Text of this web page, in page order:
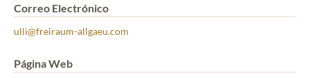
Correo Electrónico
ulli@freiraum-allgaeu.com
Página Web